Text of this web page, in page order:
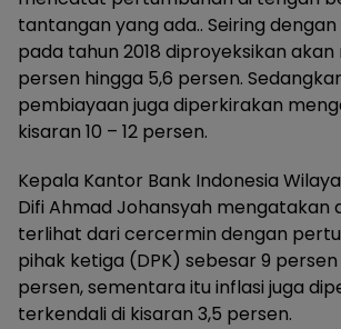
tantangan yang ada.. Seiring
pada tahun 2018 diproyeksikan
persen hingga 5,6 persen.
pembiayaan juga diperkirakan
kisaran 10 – 12 persen.
Kepala Kantor Bank Indonesia
Difi Ahmad Johansyah mengatakan
terlihat dari cercermin dengan
pihak ketiga (DPK) sebesar 9 persen
persen, sementara itu inflasi juga
terkendali di kisaran 3,5 persen.